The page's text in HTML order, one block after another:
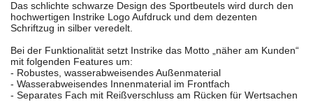
Das schlichte schwarze Design des Sportbeutels wird durch den
hochwertigen Instrike Logo Aufdruck und dem dezenten
Schriftzug in silber veredelt.
Bei der Funktionalität setzt Instrike das Motto „näher am Kunden“
mit folgenden Features um:
- Robustes, wasserabweisendes Außenmaterial
- Wasserabweisendes Innenmaterial im Frontfach
- Separates Fach mit Reißverschluss am Rücken für Wertsachen